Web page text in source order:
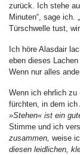
zurück. Ich stehe
Minuten“, sage ich.
Türschwelle tust,
Ich höre Alasdair
eben dieses
Wenn nur alles
Wenn ich ehrlich
fürchten, in dem ich
»Stehen« ist ein
Stimme und ich
zusammen, weise
diesen leidlichen,